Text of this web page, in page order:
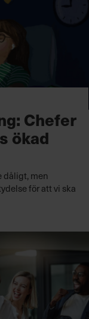
Chefer
ökad
dåligt, men
för att vi ska